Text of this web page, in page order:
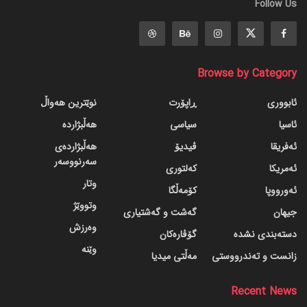
Follow Us
Browse by Category
ئابووری
ئاسیا
ئەفریقا
ئەمریکا
ئەورووپا
جیهان
دسته‌بندی نشده
زانست و تەندرووستی
ڕاپۆرت
سیاسی
ڤیدیۆ
کەلتوری
کۆمەڵگا
گه‌شت و گه‌شتیاری
گۆڤاره‌کان
مەڵتی میدیا
نوێترین هەواڵ
هەڵبژاردە
هەڵبژاردەی
سەرنووسەر
وتار
وتووێژ
وەرزش
وێنە
Recent News